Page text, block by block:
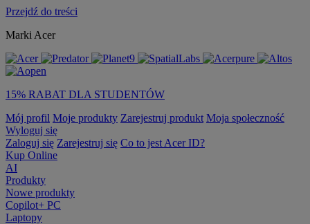
Przejdź do treści
Marki Acer
15% RABAT DLA STUDENTÓW
Mój profil Moje produkty Zarejestruj produkt Moja społeczność
Wyloguj się
Zaloguj się Zarejestruj się Co to jest Acer ID?
Kup Online
AI
Produkty
Nowe produkty
Copilot+ PC
Laptopy